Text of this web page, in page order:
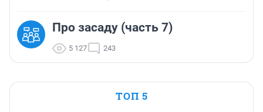
Про засаду (часть 7)
5 127 243
ТОП 5